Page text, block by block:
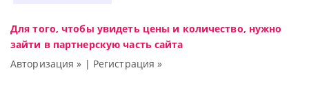
Для того, чтобы увидеть цены и количество, нужно
зайти в партнерскую часть сайта
Авторизация » | Регистрация »